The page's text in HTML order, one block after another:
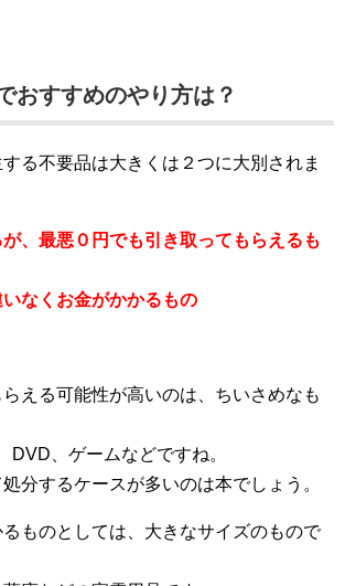
おすすめのやり方は？
る不要品は大きくは２つに大別されま
が、最悪０円でも引き取ってもらえるも
いなくお金がかかるもの
える可能性が高いのは、ちいさめなも
DVD、ゲームなどですね。
分するケースが多いのは本でしょう。
ものとしては、大きなサイズのもので